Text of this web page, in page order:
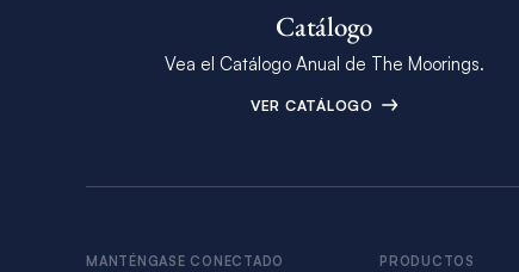
Catálogo
Vea el Catálogo Anual de The Moorings.
VER CATÁLOGO
MANTÉNGASE CONECTADO PRODUCTOS